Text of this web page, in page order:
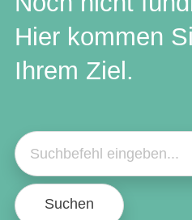
Hier kommen
Ihrem Ziel.
Suchen